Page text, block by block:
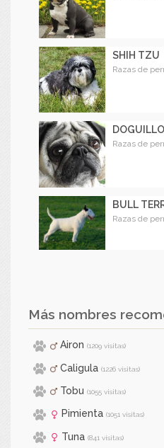
SHIH TZU
Razas de
Razas de
BULL
Razas de
Más nombres
Airon (1209 visitas)
Caligula (1226 visitas)
Tobu (1055 visitas)
Pimienta (1051 visitas)
Tuna (841 visitas)